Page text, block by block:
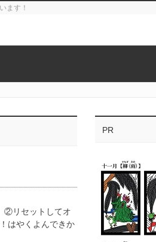
ます！
②リセットしてオ
はやくよんできか
PR